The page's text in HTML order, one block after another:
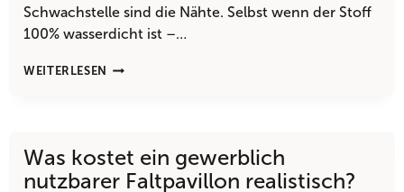
Schwachstelle sind die Nähte. Selbst wenn der Stoff
100% wasserdicht ist –…
WEITERLESEN
WIE
FALTPAVILLON
WIRKLICH
WASSERDICHT
Was kostet ein gewerblich
nutzbarer Faltpavillon realistisch?